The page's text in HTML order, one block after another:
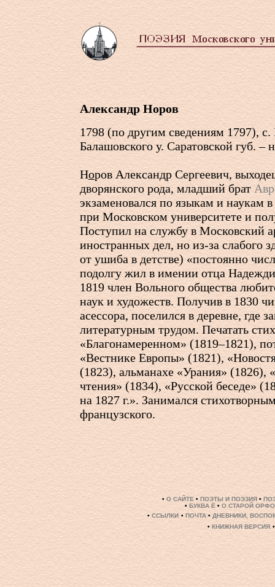
Александр Норов
1798 (по другим сведениям 1797),
Балашовского у. Саратовской губ. –
Норов Александр Сергеевич,
дворянского рода, младший брат
экзаменовался по языкам и наукам
при Московском университете и
Поступил на службу в Московский
иностранных дел, но из-за слабого
от ушиба в детстве) «постоянно
подолгу жил в имении отца
1819 член Вольного общества
наук и художеств. Получив в 1830
асессора, поселился в деревне, где
литературным трудом. Печатать
«Благонамеренном» (1819–1821),
«Вестнике Европы» (1821),
(1823), альманахе «Урания» (1826),
чтения» (1834), «Русской беседе»
на 1827 г.». Занимался
французского.